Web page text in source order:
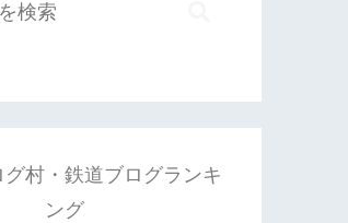
村・鉄道ブログランキ
ング